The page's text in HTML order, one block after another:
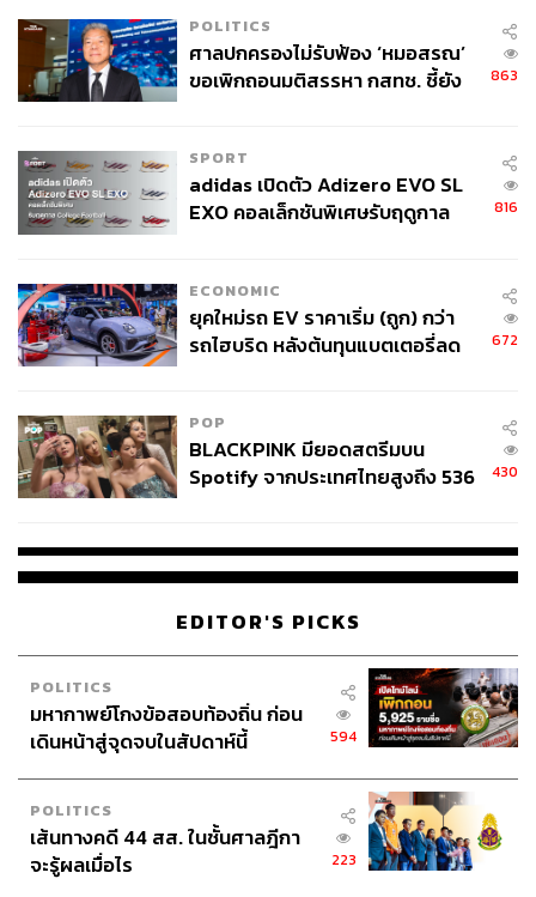
POLITICS
ศาลปกครองไม่รับฟ้อง ‘หมอสรณ’
ขอเพิกถอนมติสรรหา กสทช. ชี้ยัง
863
SPORT
adidas เปิดตัว Adizero EVO SL
EXO คอลเล็กชันพิเศษรับฤดูกาล
816
ECONOMIC
ยุคใหม่รถ EV ราคาเริ่ม (ถูก) กว่า
รถไฮบริด หลังต้นทุนแบตเตอรี่ลด
672
POP
BLACKPINK มียอดสตรีมบน
Spotify จากประเทศไทยสูงถึง 536
430
EDITOR'S PICKS
POLITICS
มหากาพย์โกงข้อสอบท้องถิ่น ก่อน
เดินหน้าสู่จุดจบในสัปดาห์นี้
594
POLITICS
เส้นทางคดี 44 สส. ในชั้นศาลฎีกา
จะรู้ผลเมื่อไร
223